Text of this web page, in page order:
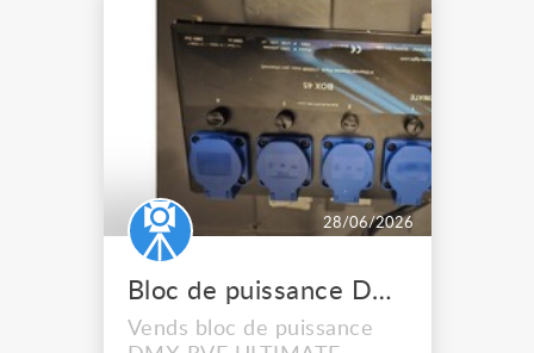
28/06/2026
Bloc de puissance DMX ULTIMATE LIGHT BOX 45
Vends bloc de puissance